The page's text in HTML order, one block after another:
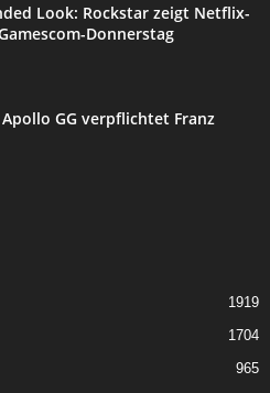
Look: Rockstar zeigt Netflix-
Donnerstag
GG verpflichtet Franz
1919
1704
965